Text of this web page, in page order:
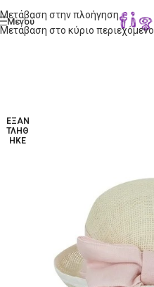
Μετάβαση στην πλοήγηση
Μετάβαση στο κύριο περιεχόμενο
Μενού
ΕΞΑΝ
ΤΛΉΘ
ΗΚΕ